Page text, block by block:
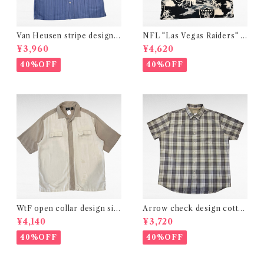
Van Heusen stripe design r
ayon polyester shirt
¥3,960
40%OFF
NFL "Las Vegas Raiders" h
awaiian design polyester sh
irt
¥4,620
40%OFF
WtF open collar design silk
shirt
¥4,140
40%OFF
Arrow check design cotto
n polyester shirt
¥3,720
40%OFF